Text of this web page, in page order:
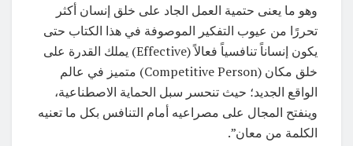
وهو ما يعنى حتمية العمل الجاد على خلق إنسان أكثر
تحررًا من عيوب التفكير الموصوفة في هذا الكتاب حتى
يكون إنساناً تنافسياً فعالاً (Effective) يملك القدرة على
خلق مكان (Competitive Person) متميز في عالم
الواقع الجديد؛ حيث تنحسر سبل الحماية الاصطناعية،
وينفتح المجال على مصراعيه أمام التنافس بكل ما تعنيه
الكلمة من معان”.